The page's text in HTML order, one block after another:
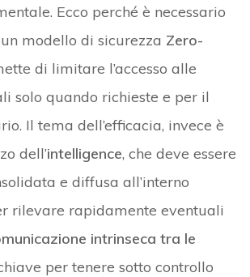
Ecco perché è necessario
modello di sicurezza Zero-
di limitare l’accesso alle
solo quando richieste e per il
Il tema dell’efficacia, invece è
dell’intelligence, che deve essere
e diffusa all’interno
rilevare rapidamente eventuali
intrinseca tra le
per tenere sotto controllo